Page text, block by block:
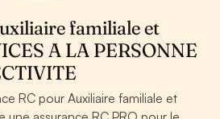
familiale et
A LA PERSONNE
RC pour Auxiliaire familiale et